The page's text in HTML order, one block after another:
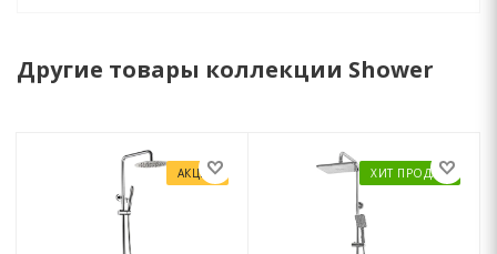
Другие товары коллекции Shower
АКЦИЯ ХИТ ПРОДАЖ